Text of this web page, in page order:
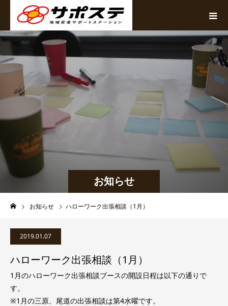
お知らせ
お知らせ ハローワーク出張相談（1月）
2019.01.07
ハローワーク出張相談（1月）
1月のハローワーク出張相談ブースの開設日程は以下の通りで
す。
※1月の三原、尾道の出張相談は第4水曜です。